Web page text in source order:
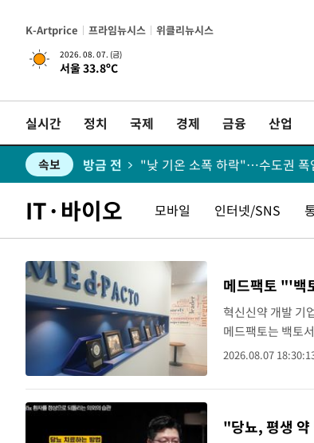
K-Artprice 프라임뉴시스 위클리뉴시스
2026. 08. 07. (금)
서울 33.8ºC
실시간 정치 국제 경제 금융 산업
속보 방금 전
속보 방금 전 "낮 기온 소폭 하락"…수도권 폭
속보 방금 전
속보 방금 전
속보 방금 전 낮 최고 37도 찜통더위…곳곳
속보 방금 전
속보 방금 전 여자배구 이재영·이다영 자매,
속보 방금 전 외국인 심판 성 접대 7경기 들
[속보]코스닥, 2.86포인트
IT·바이오 모바일 인터넷/SNS
메드팩토 "'백
혁신신약 개발 기
메드팩토는 백토
약품안전처에 제
2026.08.07
"당뇨, 평생